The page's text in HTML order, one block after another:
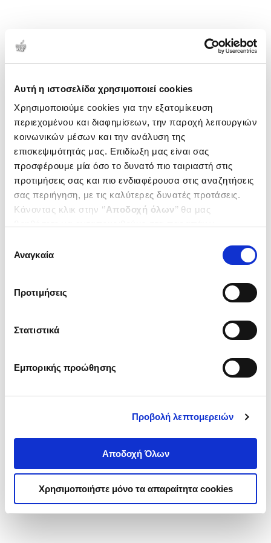
Αυτή η ιστοσελίδα χρησιμοποιεί cookies
Χρησιμοποιούμε cookies για την εξατομίκευση
περιεχομένου και διαφημίσεων, την παροχή λειτουργιών
κοινωνικών μέσων και την ανάλυση της
επισκεψιμότητάς μας. Επιδίωξη μας είναι σας
προσφέρουμε μία όσο το δυνατό πιο ταιριαστή στις
προτιμήσεις σας και πιο ενδιαφέρουσα στις αναζητήσεις
σας περιήγηση, με τις καλύτερες δυνατές προτάσεις.
Κάνοντας κλικ στην ‘’Αποδοχή όλων’’ θα μας
ενδιαφέρουν και να επιλέξετε από τα παρακάτω με την
΄΄και να ενημερωθείτε σχετικά με
συγκατάθεσης
Αναγκαία
Προτιμήσεις
Στατιστικά
Εμπορικής προώθησης
Προβολή λεπτομερειών
Αποδοχή Όλων
Χρησιμοποιήστε μόνο τα απαραίτητα cookies